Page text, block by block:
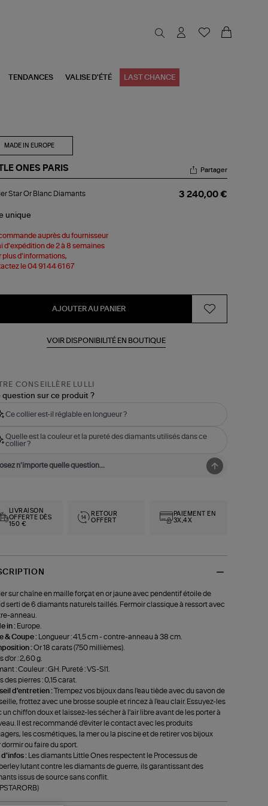
TENDANCES VALISE D'ÉTÉ LAST CHANCE
MADE IN EUROPE
ONES PARIS Partager
Star Or Blanc Diamants 3 240,00 €
unique
auprès du fournisseur
d'expédition de 2 à 8 semaines
plus d'informations,
le 04 91 44 61 67
AJOUTER AU PANIER
VOIR DISPONIBILITÉ EN BOUTIQUE
CONSEILLÈRE LULLI
question sur ce produit ?
Ce collier est-il réglable en longueur ?
Quelle est la couleur et la pureté des diamants utilisés dans ce
collier ?
LIVRAISON
OFFERTE DÈS
150 €
RETOUR
OFFERT
PAIEMENT EN
3X,4X
sur chaîne en maille forçat en or jaune avec pendentif étoile de
serti de 6 diamants naturels taillés. Fermoir classique à ressort avec
anneau.
in : Europe.
& Coupe :
Longueur : 41,5 cm - contre-anneau à 38 cm.
:Or 18 carats (750 millièmes).
d'or : 2,60 g.
: Couleur : GH. Pureté : VS-SI1.
des pierres : 0,15 carat.
d'entretien :
Trempez vos bijoux dans l'eau tiède avec du savon de
frottez avec une brosse souple et rincez à l'eau clair. Essuyez-les
un chiffon doux et laissez-les sécher à l'air libre avant de les porter à
Il est recommandé d'éviter le contact avec les produits
les cosmétiques, la mer ou la piscine et de retirer vos bijoux
dormir ou faire du sport.
d'infos :
Les diamants Little Ones respectent le Processus de
lutant contre les diamants de guerre, ils garantissant des
issus de source sans conflit.